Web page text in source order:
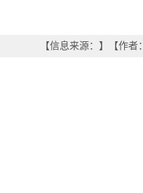
【信息来源： 】 【作者：